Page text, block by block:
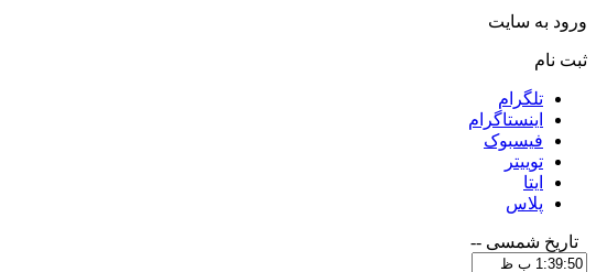
ورود به سایت
ثبت نام
تلگرام
اینستاگرام
فیسبوک
توییتر
ایتا
پلاس
تاریخ شمسی --